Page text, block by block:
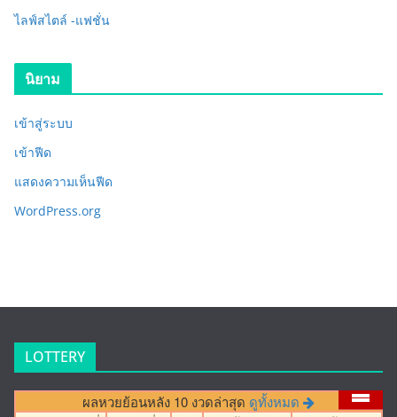
ไลฟ์สไตล์ -แฟชั่น
นิยาม
เข้าสู่ระบบ
เข้าฟีด
แสดงความเห็นฟีด
WordPress.org
LOTTERY